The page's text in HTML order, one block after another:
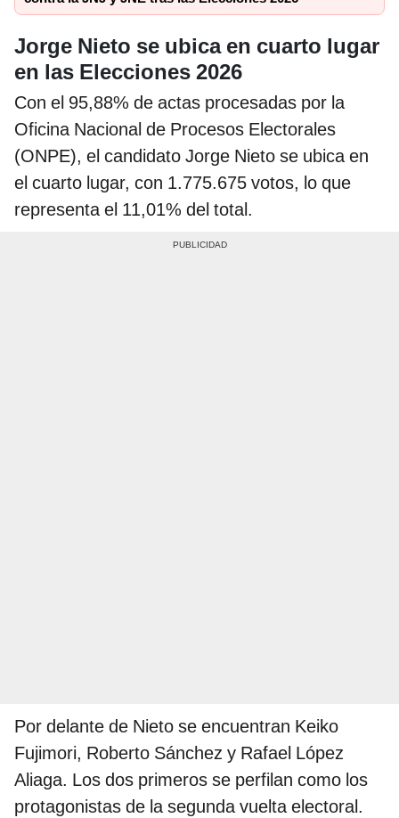
Jorge Nieto se ubica en cuarto lugar
en las Elecciones 2026
Con el 95,88% de actas procesadas por la
Oficina Nacional de Procesos Electorales
(ONPE), el candidato Jorge Nieto se ubica en
el cuarto lugar, con 1.775.675 votos, lo que
representa el 11,01% del total.
Por delante de Nieto se encuentran Keiko
Fujimori, Roberto Sánchez y Rafael López
Aliaga. Los dos primeros se perfilan como los
protagonistas de la segunda vuelta electoral.